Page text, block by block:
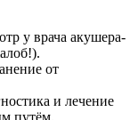
у врача акушера-
от
и лечение